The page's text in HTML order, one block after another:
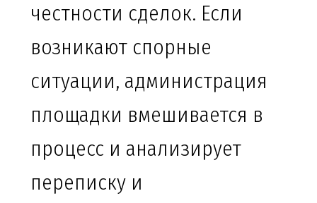
честности сделок. Если
возникают спорные
ситуации, администрация
площадки вмешивается в
процесс и анализирует
переписку и